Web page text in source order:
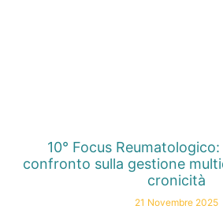
10° Focus
confronto sulla gestione
cronicità
21 Novembre 2025